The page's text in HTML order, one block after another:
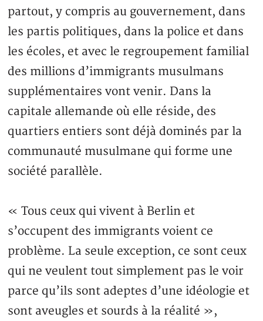
partout, y compris au gouvernement, dans
les partis politiques, dans la police et dans
les écoles, et avec le regroupement familial
des millions d’immigrants musulmans
supplémentaires vont venir. Dans la
capitale allemande où elle réside, des
quartiers entiers sont déjà dominés par la
communauté musulmane qui forme une
société parallèle.
« Tous ceux qui vivent à Berlin et
s’occupent des immigrants voient ce
problème. La seule exception, ce sont ceux
qui ne veulent tout simplement pas le voir
parce qu’ils sont adeptes d’une idéologie et
sont aveugles et sourds à la réalité »,